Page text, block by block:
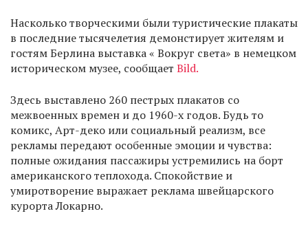
Насколько творческими были туристические плакаты
в последние тысячелетия демонстирует жителям и
гостям Берлина выставка « Вокруг света» в немецком
историческом музее, сообщает Bild.
Здесь выставлено 260 пестрых плакатов со
межвоенных времен и до 1960-х годов. Будь то
комикс, Арт-деко или социальный реализм, все
рекламы передают особенные эмоции и чувства:
полные ожидания пассажиры устремились на борт
американского теплохода. Спокойствие и
умиротворение выражает реклама швейцарского
курорта Локарно.